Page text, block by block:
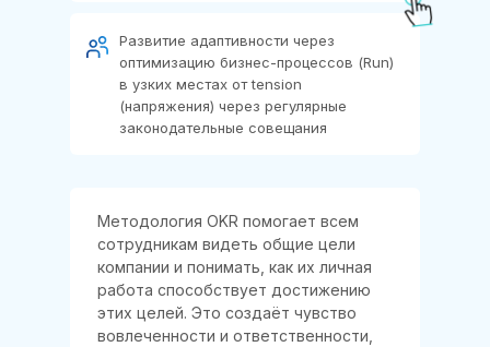
Развитие адаптивности через
оптимизацию бизнес-процессов (Run)
в узких местах от tension
(напряжения) через регулярные
законодательные совещания
Методология OKR помогает всем
сотрудникам видеть общие цели
компании и понимать, как их личная
работа способствует достижению
этих целей. Это создаёт чувство
вовлеченности и ответственности,